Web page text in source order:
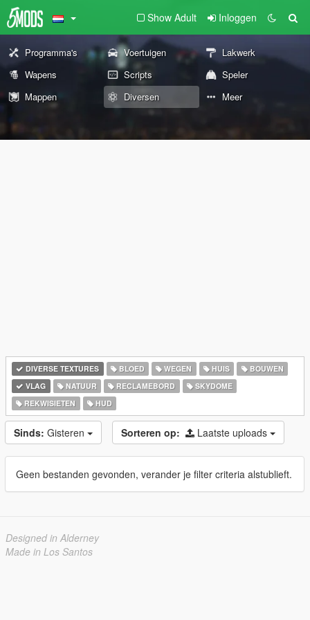
Show Adult Inloggen
Programma's Voertuigen
Lakwerk
Wapens
Scripts
Speler
Mappen
Diversen Meer
DIVERSE TEXTURES BLOED WEGEN HUIS
BOUWEN
VLAG
NATUUR RECLAMEBORD
SKYDOME
REKWISIETEN
HUD
Sinds: Gisteren Sorteren op: Laatste uploads
Geen bestanden gevonden, verander je filter criteria alstublieft.
Designed in Alderney
Made in Los Santos